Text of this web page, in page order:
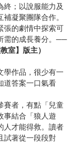
終；以說服能力及
凝聚團隊合作。
張的劇情中探索可
需的成長養分。──
室】版主）
學作品，很少有一
道答案一口氣看
賽者，有點「兒童
事結合「狼人遊
人才能得救。讀者
試著從一段段對